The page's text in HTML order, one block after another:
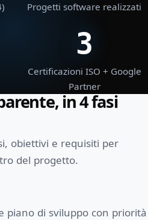
Progetti software realizzati
3
Certificazioni ISO + Google
Partner
in 4 fasi
obiettivi e requisiti per
del progetto.
piano di sviluppo con priorità